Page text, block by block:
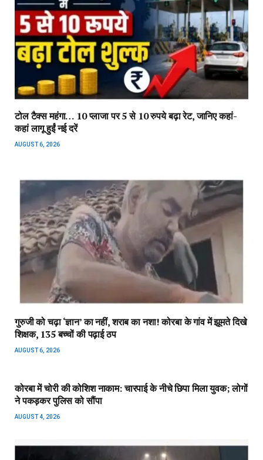
टोल टैक्स महंगा… 10 प्लाजा पर 5 से 10 रुपये बढ़ा रेट, जानिए कहां-
कहां लागू हुईं नई दरें
AUGUST 6, 2026
गुरुजी को चढ़ा ‘ज्ञान’ का नहीं, शराब का नशा! कोरबा के गांव में झूमते दिखे
शिक्षक, 135 बच्चों की पढ़ाई ठप
AUGUST 6, 2026
कोरबा में चोरी की कोशिश नाकाम: चारपाई के नीचे छिपा मिला युवक; लोगों
ने पकड़कर पुलिस को सौंपा
AUGUST 4, 2026